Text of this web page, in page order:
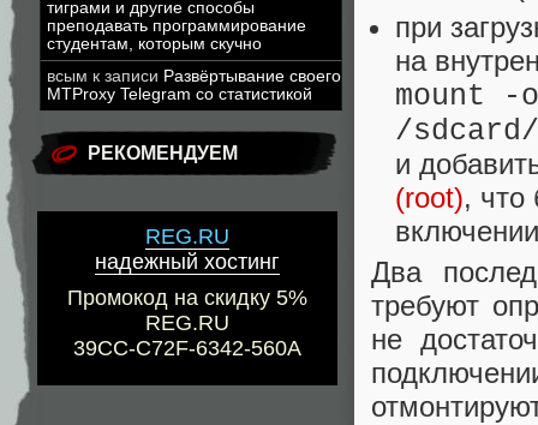
тиграми и другие способы
преподавать программирование
студентам, которым скучно
всым к записи Развёртывание своего
MTProxy Telegram со статистикой
РЕКОМЕНДУЕМ
REG.RU
надежный хостинг
Промокод на скидку 5%
REG.RU
39CC-C72F-6342-560A
при
на
mount -
/sdcard/
и
(root), что
Два
требуют
не